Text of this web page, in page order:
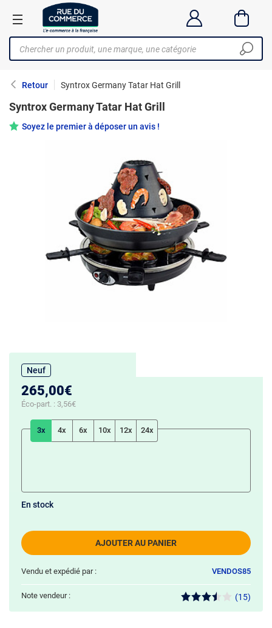
Retour Syntrox Germany Tatar Hat Grill
Syntrox Germany Tatar Hat Grill
Soyez le premier à déposer un avis !
Neuf
265,00€
Éco-part. : 3,56€
3x 4x 6x 10x 12x 24x
AJOUTER AU PANIER
En stock
Vendu et expédié par : VENDOS85
Note vendeur : (15)